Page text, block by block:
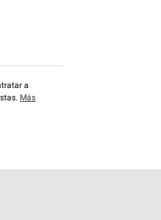
a
Más